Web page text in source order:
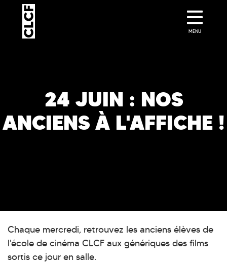
24 JUIN : NOS
ANCIENS À L'AFFICHE !
Chaque mercredi, retrouvez les anciens élèves de
l'école de cinéma CLCF aux génériques des films
sortis ce jour en salle.
MENU